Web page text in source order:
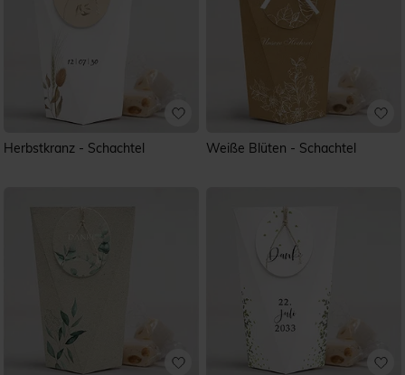
Herbstkranz - Schachtel Weiße Blüten - Schachtel